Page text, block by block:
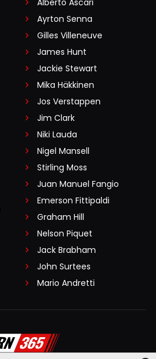
Ayrton Senna
Gilles Villeneuve
James Hunt
Jackie Stewart
Mika Häkkinen
Jos Verstappen
Jim Clark
Niki Lauda
Nigel Mansell
Stirling Moss
Juan Manuel Fangio
Emerson Fittipaldi
Graham Hill
Nelson Piquet
Jack Brabham
John Surtees
Mario Andretti